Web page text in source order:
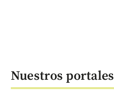
Nuestros portales